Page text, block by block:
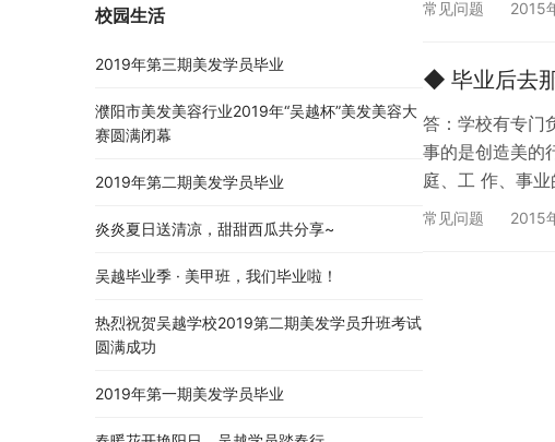
常见问题 2015
◆ 毕业后去
答：学校有专门
事的是创造美的
庭、工 作、事
二线城市再到我
常见问题 2015
校园生活
2019年第三期美发学员毕业
濮阳市美发美容行业2019年“吴越杯”美发美容大
赛圆满闭幕
2019年第二期美发学员毕业
炎炎夏日送清凉，甜甜西瓜共分享~
吴越毕业季 · 美甲班，我们毕业啦！
热烈祝贺吴越学校2019第二期美发学员升班考试
圆满成功
2019年第一期美发学员毕业